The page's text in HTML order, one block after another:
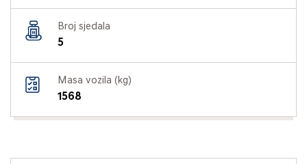
Broj sjedala
5
Masa vozila (kg)
1568